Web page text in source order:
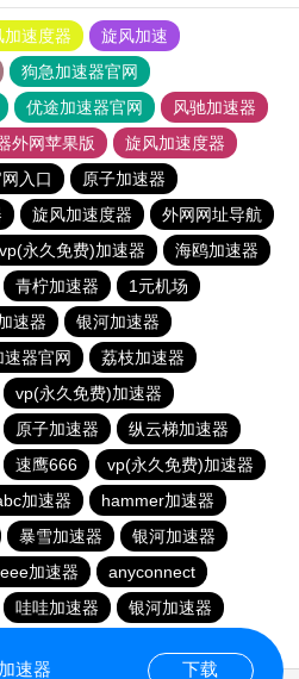
加速度器
旋风加速
狗急加速器官网
优途加速器官网
风驰加速器
外网苹果版
旋风加速度器
入口
原子加速器
旋风加速度器
外网网址导航
vp(永久免费)加速器
海鸥加速器
青柠加速器
1元机场
速器
银河加速器
器官网
荔枝加速器
vp(永久免费)加速器
原子加速器
纵云梯加速器
速鹰666
vp(永久免费)加速器
加速器
hammer加速器
暴雪加速器
银河加速器
加速器
anyconnect
哇哇加速器
银河加速器
速器 下载